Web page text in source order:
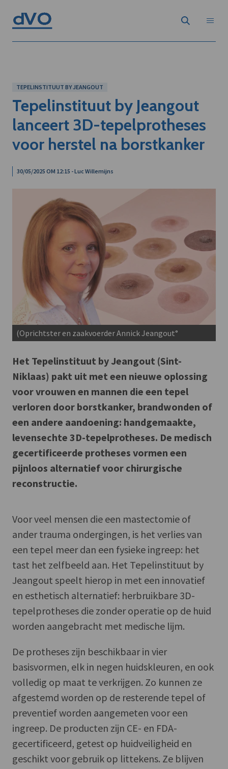
TEPELINSTITUUT BY JEANGOUT
Tepelinstituut by Jeangout
lanceert 3D-tepelprotheses
voor herstel na borstkanker
30/05/2025 OM 12:15 - Luc Willemijns
(Oprichtster en zaakvoerder Annick Jeangout°
Het Tepelinstituut by Jeangout (Sint-
Niklaas) pakt uit met een nieuwe oplossing
voor vrouwen en mannen die een tepel
verloren door borstkanker, brandwonden of
een andere aandoening: handgemaakte,
levensechte 3D-tepelprotheses. De medisch
gecertificeerde protheses vormen een
pijnloos alternatief voor chirurgische
reconstructie.
Voor veel mensen die een mastectomie of
ander trauma ondergingen, is het verlies van
een tepel meer dan een fysieke ingreep: het
tast het zelfbeeld aan. Het Tepelinstituut by
Jeangout speelt hierop in met een innovatief
en esthetisch alternatief: herbruikbare 3D-
tepelprotheses die zonder operatie op de huid
worden aangebracht met medische lijm.
De protheses zijn beschikbaar in vier
basisvormen, elk in negen huidskleuren, en ook
volledig op maat te verkrijgen. Zo kunnen ze
afgestemd worden op de resterende tepel of
preventief worden aangemeten voor een
ingreep. De producten zijn CE- en FDA-
gecertificeerd, getest op huidveiligheid en
geschikt voor gebruik op littekens. Ze blijven